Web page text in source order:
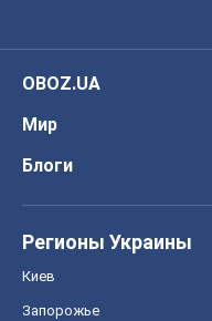
OBOZ.UA
Мир
Блоги
Регионы Украины
Киев
Запорожье